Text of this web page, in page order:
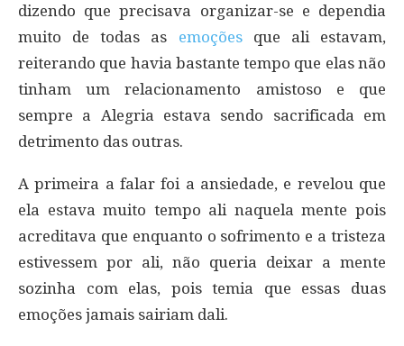
dizendo que precisava organizar-se e dependia
muito de todas as emoçõesque ali estavam,
reiterando que havia bastante tempo que elas não
tinham um relacionamento amistoso e que
sempre a Alegria estava sendo sacrificada em
detrimento das outras.
A primeira a falar foi a ansiedade, e revelou que
ela estava muito tempo ali naquela mente pois
acreditava que enquanto o sofrimento e a tristeza
estivessem por ali, não queria deixar a mente
sozinha com elas, pois temia que essas duas
emoções jamais sairiam dali.